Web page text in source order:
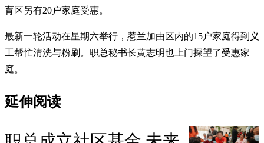
育区另有20户家庭受惠。
最新一轮活动在星期六举行，惹兰加由区内的15户家庭得到义
工帮忙清洗与粉刷。职总秘书长黄志明也上门探望了受惠家
庭。
延伸阅读